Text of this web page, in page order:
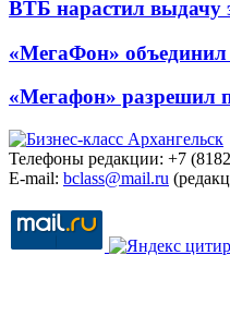
ВТБ нарастил выдачу
«МегаФон» объединил
«Мегафон» разрешил
Телефоны редакции: +7
E-mail: bclass@mail.ru